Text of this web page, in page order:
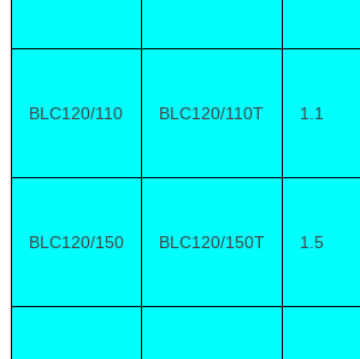
BLC120/110 BLC120/110T 1.1
BLC120/150 BLC120/150T 1.5